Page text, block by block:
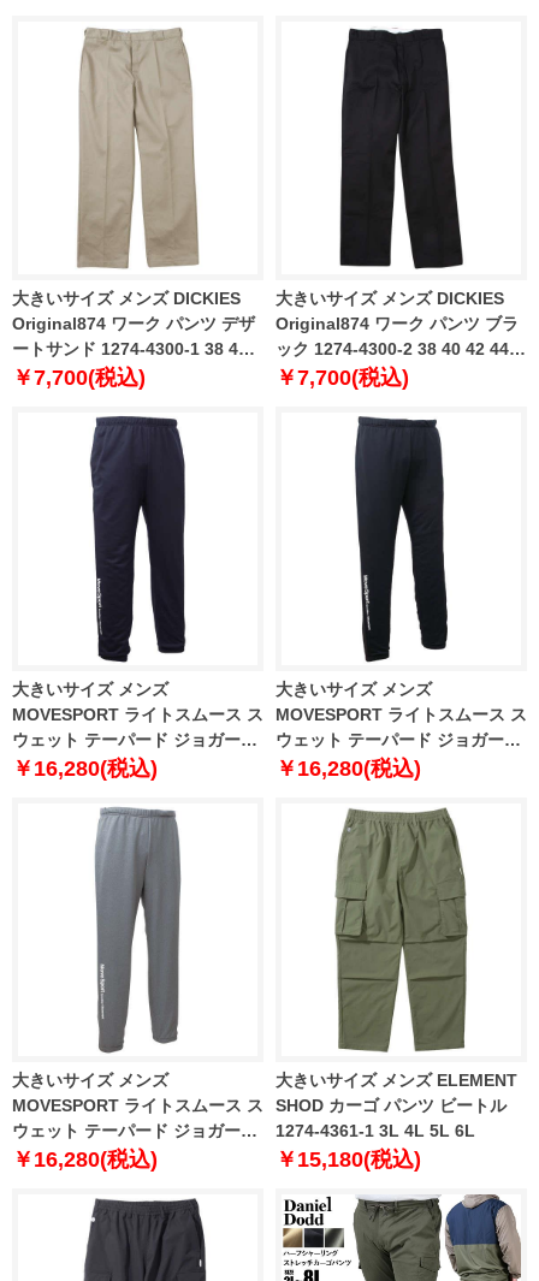
大きいサイズ メンズ DICKIES
Original874 ワーク パンツ デザ
ートサンド 1274-4300-1 38 40
42 44 46 48 50 52 56
￥7,700(税込)
大きいサイズ メンズ DICKIES
Original874 ワーク パンツ ブラ
ック 1274-4300-2 38 40 42 44
46 48 50 52 56
￥7,700(税込)
大きいサイズ メンズ
MOVESPORT ライトスムース ス
ウェット テーパード ジョガーパ
ンツ ネイビー 1276-4331-1 3L
￥16,280(税込)
大きいサイズ メンズ
MOVESPORT ライトスムース ス
ウェット テーパード ジョガーパ
ンツ ブラック 1276-4331-2 3L
￥16,280(税込)
大きいサイズ メンズ
MOVESPORT ライトスムース ス
ウェット テーパード ジョガーパ
ンツ グレー杢 1276-4331-3 3L
￥16,280(税込)
大きいサイズ メンズ ELEMENT
SHOD カーゴ パンツ ビートル
1274-4361-1 3L 4L 5L 6L
￥15,180(税込)